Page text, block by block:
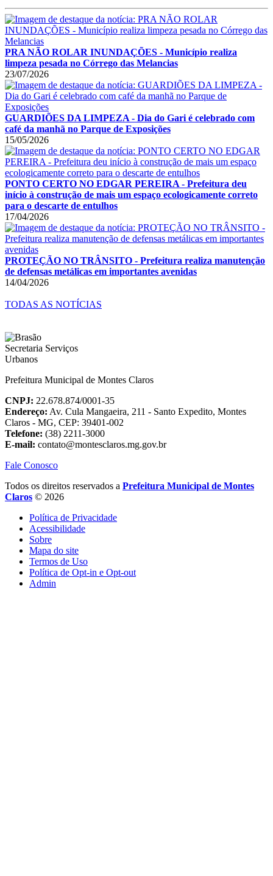
PRA NÃO ROLAR INUNDAÇÕES - Município realiza
limpeza pesada no Córrego das Melancias
23/07/2026
GUARDIÕES DA LIMPEZA - Dia do Gari é celebrado com
café da manhã no Parque de Exposições
15/05/2026
PONTO CERTO NO EDGAR PEREIRA - Prefeitura deu
início à construção de mais um espaço ecologicamente correto
para o descarte de entulhos
17/04/2026
PROTEÇÃO NO TRÂNSITO - Prefeitura realiza manutenção
de defensas metálicas em importantes avenidas
14/04/2026
TODAS AS NOTÍCIAS
Prefeitura Municipal de Montes Claros
CNPJ: 22.678.874/0001-35
Endereço: Av. Cula Mangaeira, 211 - Santo Expedito, Montes
Claros - MG, CEP: 39401-002
Telefone: (38) 2211-3000
E-mail: contato@montesclaros.mg.gov.br
Fale Conosco
Todos os direitos reservados a Prefeitura Municipal de Montes
Claros © 2026
Política de Privacidade
Acessibilidade
Sobre
Mapa do site
Termos de Uso
Política de Opt-in e Opt-out
Admin